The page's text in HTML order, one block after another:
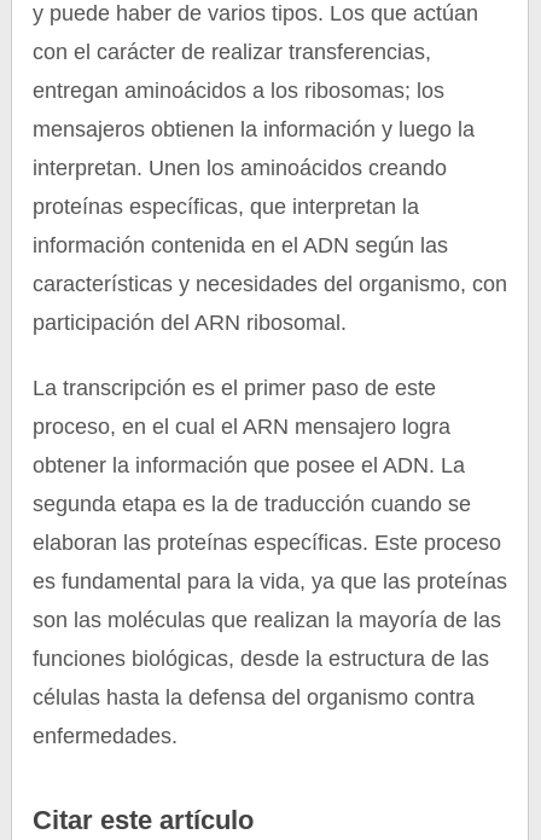
y puede haber de varios tipos. Los que actúan
con el carácter de realizar transferencias,
entregan aminoácidos a los ribosomas; los
mensajeros obtienen la información y luego la
interpretan. Unen los aminoácidos creando
proteínas específicas, que interpretan la
información contenida en el ADN según las
características y necesidades del organismo, con
participación del ARN ribosomal.
La transcripción es el primer paso de este
proceso, en el cual el ARN mensajero logra
obtener la información que posee el ADN. La
segunda etapa es la de traducción cuando se
elaboran las proteínas específicas. Este proceso
es fundamental para la vida, ya que las proteínas
son las moléculas que realizan la mayoría de las
funciones biológicas, desde la estructura de las
células hasta la defensa del organismo contra
enfermedades.
Citar este artículo